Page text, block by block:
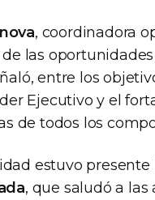
, coordinadora
las
entre los
Ejecutivo y el
de todos los
estuvo
, que saludó a